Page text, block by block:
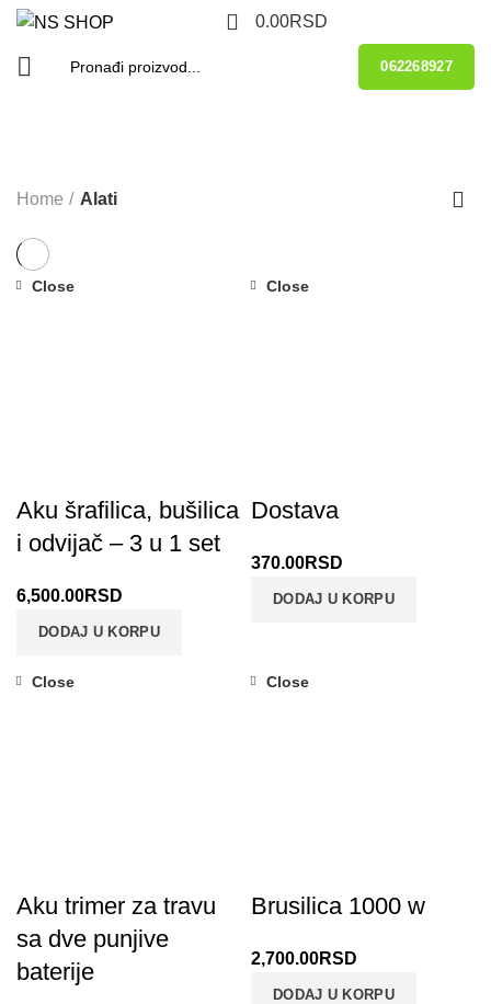
0.00RSD
062268927
Home Alati
Close
Aku šrafilica, bušilica
i odvijač – 3 u 1 set
6,500.00RSD
DODAJ U KORPU
Close
Dostava
370.00RSD
DODAJ U KORPU
Close
Aku trimer za travu
sa dve punjive
baterije
Close
Brusilica 1000 w
2,700.00RSD
DODAJ U KORPU